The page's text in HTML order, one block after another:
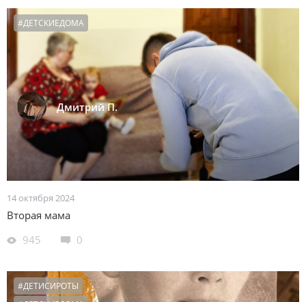
Дмитрий П.
#ДЕТСКИЕДОМА
14 октября 2024
Вторая мама
945
0
#ДЕТИСИРОТЫ